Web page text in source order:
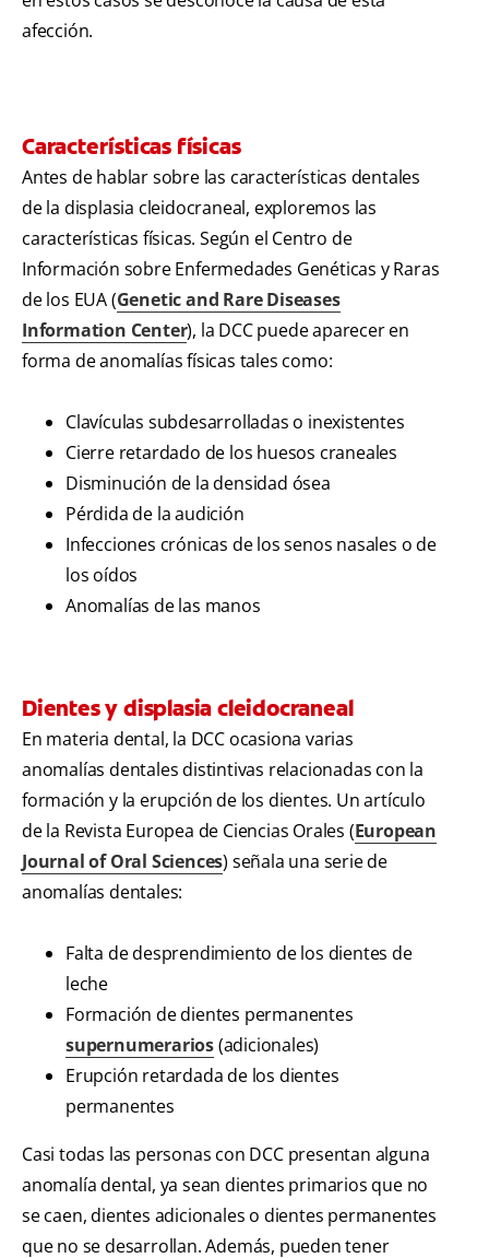
afección.
Características físicas
Antes de hablar sobre las características dentales
de la displasia cleidocraneal, exploremos las
características físicas. Según el Centro de
Información sobre Enfermedades Genéticas y Raras
de los EUA (Genetic and Rare Diseases
Information Center), la DCC puede aparecer en
forma de anomalías físicas tales como:
Clavículas subdesarrolladas o inexistentes
Cierre retardado de los huesos craneales
Disminución de la densidad ósea
Pérdida de la audición
Infecciones crónicas de los senos nasales o de
los oídos
Anomalías de las manos
Dientes y displasia cleidocraneal
En materia dental, la DCC ocasiona varias
anomalías dentales distintivas relacionadas con la
formación y la erupción de los dientes. Un artículo
de la Revista Europea de Ciencias Orales (European
Journal of Oral Sciences) señala una serie de
anomalías dentales:
Falta de desprendimiento de los dientes de
leche
Formación de dientes permanentes
supernumerarios(adicionales)
Erupción retardada de los dientes
permanentes
Casi todas las personas con DCC presentan alguna
anomalía dental, ya sean dientes primarios que no
se caen, dientes adicionales o dientes permanentes
que no se desarrollan. Además, pueden tener